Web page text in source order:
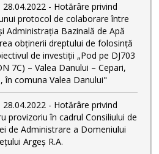
- Hotărâre privind
protocol de colaborare între
Administrația Bazinală de Apă
obținerii dreptului de folosință
de investiții „Pod pe DJ703
7C) – Valea Danului – Cepari,
în comuna Valea Danului"
- Hotărâre privind
provizoriu în cadrul Consiliului de
de Administrare a Domeniului
Argeș R.A.